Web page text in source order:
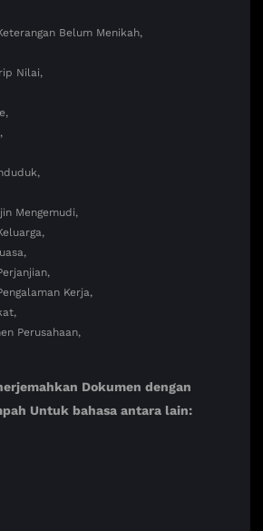
Belum Menikah,
Nilai,
Mengemudi,
Kerja,
Perusahaan,
Dokumen dengan
Untuk bahasa antara lain: